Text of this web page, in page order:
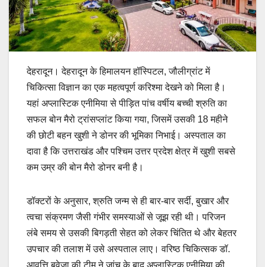
देहरादून। देहरादून के हिमालयन हॉस्पिटल, जौलीग्रांट में
चिकित्सा विज्ञान का एक महत्वपूर्ण करिश्मा देखने को मिला है।
यहां अप्लास्टिक एनीमिया से पीड़ित पांच वर्षीय बच्ची श्रुति का
सफल बोन मैरो ट्रांसप्लांट किया गया, जिसमें उसकी 18 महीने
की छोटी बहन खुशी ने डोनर की भूमिका निभाई। अस्पताल का
दावा है कि उत्तराखंड और पश्चिम उत्तर प्रदेश क्षेत्र में खुशी सबसे
कम उम्र की बोन मैरो डोनर बनी है।
डॉक्टरों के अनुसार, श्रुति जन्म से ही बार-बार सर्दी, बुखार और
त्वचा संक्रमण जैसी गंभीर समस्याओं से जूझ रही थी। परिजन
लंबे समय से उसकी बिगड़ती सेहत को लेकर चिंतित थे और बेहतर
उपचार की तलाश में उसे अस्पताल लाए। वरिष्ठ चिकित्सक डॉ.
आवृत्ति बवेजा की टीम ने जांच के बाद अप्लास्टिक एनीमिया की